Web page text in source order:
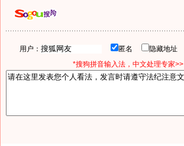
用户： 匿名 隐藏地址
*搜狗拼音输入法，中文处理专家>>